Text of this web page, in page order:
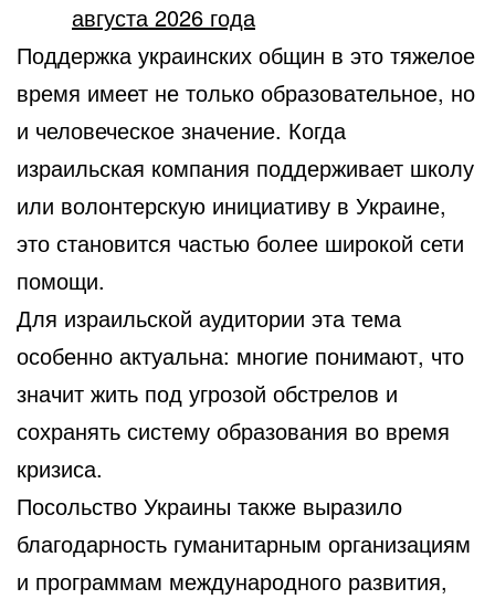
августа 2026 года
Поддержка украинских общин в это тяжелое
время имеет не только образовательное, но
и человеческое значение. Когда
израильская компания поддерживает школу
или волонтерскую инициативу в Украине,
это становится частью более широкой сети
помощи.
Для израильской аудитории эта тема
особенно актуальна: многие понимают, что
значит жить под угрозой обстрелов и
сохранять систему образования во время
кризиса.
Посольство Украины также выразило
благодарность гуманитарным организациям
и программам международного развития,